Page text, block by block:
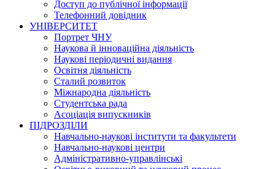
Доступ до публічної інформації
Телефонний довідник
УНІВЕРСИТЕТ
Портрет ЧНУ
Наукова й інноваційна діяльність
Наукові періодичні видання
Освітня діяльність
Сталий розвиток
Міжнародна діяльність
Студентська рада
Асоціація випускників
ПІДРОЗДІЛИ
Навчально-наукові інститути та факультети
Навчально-наукові центри
Адміністративно-управлінські